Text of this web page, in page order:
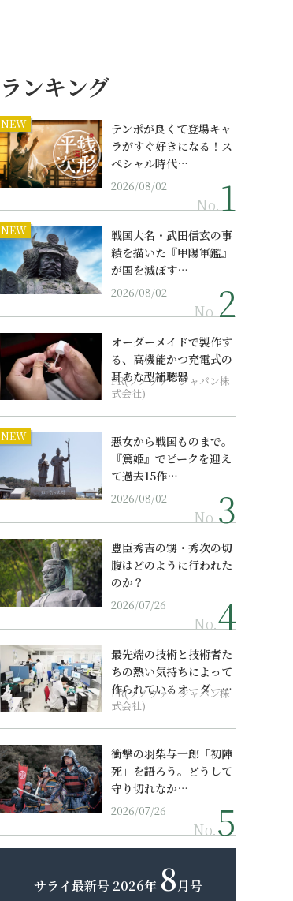
ランキング
NEW
テンポが良くて登場キャ
ラがすぐ好きになる！ス
ペシャル時代…
2026/08/02
No.
NEW
戦国大名・武田信玄の事
績を描いた『甲陽軍鑑』
が国を滅ぼす…
2026/08/02
No.
オーダーメイドで製作す
る、高機能かつ充電式の
耳あな型補聴器
PR(ソノヴァ・ジャパン株
式会社)
NEW
悪女から戦国ものまで。
『篤姫』でピークを迎え
て過去15作…
2026/08/02
No.
豊臣秀吉の甥・秀次の切
腹はどのように行われた
のか？
2026/07/26
No.
最先端の技術と技術者た
ちの熱い気持ちによって
作られているオーダーメ
イド補聴器
PR(ソノヴァ・ジャパン株
式会社)
衝撃の羽柴与一郎「初陣
死」を語ろう。どうして
守り切れなか…
2026/07/26
No.
サライ最新号 2026年 8月号